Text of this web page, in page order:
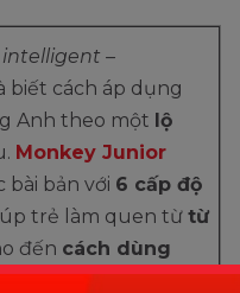
intelligent –
biết cách áp dụng
Anh theo một lộ
Monkey Junior
bản với 6 cấp độ
trẻ làm quen từ từ
đến cách dùng
tế.